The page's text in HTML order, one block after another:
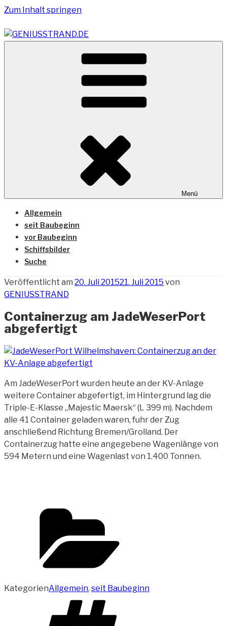
Zum Inhalt springen
GENIUSSTRAND.DE
Vom Geniusstrand zum JadeWeserPort/Container
Terminal Wilhelmshaven
Menü
Allgemein
seit Baubeginn
vor Baubeginn
Schiffsbilder
Suche
Veröffentlicht am 20. Juli 201521. Juli 2015 von
GENIUSSTRAND
Containerzug am JadeWeserPort
abgefertigt
Am JadeWeserPort wurden heute an der KV-Anlage
weitere Container abgefertigt, im Hintergrund lag die
Triple-E-Klasse „Majestic Maersk“ (L 399 m). Nachdem
alle 41 Container geladen waren, fuhr der Zug
anschließend Richtung Bremen/Grolland. Der
Containerzug hatte eine angegebene Wagenlänge von
594 Metern und eine Wagenlast von 1.400 Tonnen.
KategorienAllgemein, seit Baubeginn